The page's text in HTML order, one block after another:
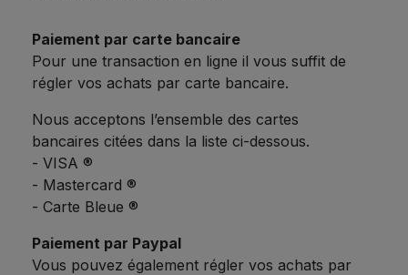
Paiement par carte bancaire
Pour une transaction en ligne il vous suffit de
régler vos achats par carte bancaire.
Nous acceptons l’ensemble des cartes
bancaires citées dans la liste ci-dessous.
- VISA ®
- Mastercard ®
- Carte Bleue ®
Paiement par Paypal
Vous pouvez également régler vos achats par